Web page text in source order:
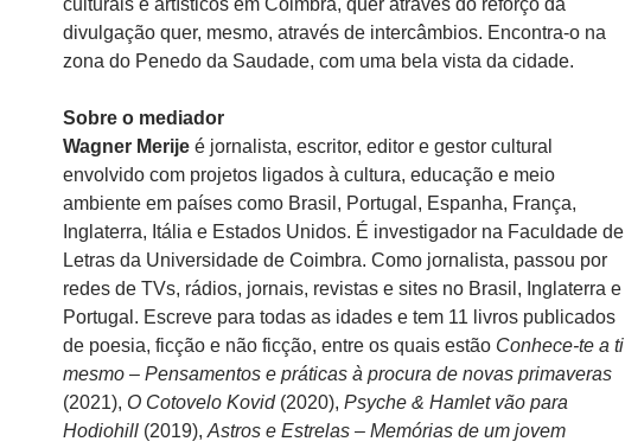
culturais e artísticos em Coimbra, quer através do reforço da
divulgação quer, mesmo, através de intercâmbios. Encontra-o na
zona do Penedo da Saudade, com uma bela vista da cidade.
Sobre o mediador
Wagner Merije é jornalista, escritor, editor e gestor cultural
envolvido com projetos ligados à cultura, educação e meio
ambiente em países como Brasil, Portugal, Espanha, França,
Inglaterra, Itália e Estados Unidos. É investigador na Faculdade de
Letras da Universidade de Coimbra. Como jornalista, passou por
redes de TVs, rádios, jornais, revistas e sites no Brasil, Inglaterra e
Portugal. Escreve para todas as idades e tem 11 livros publicados
de poesia, ficção e não ficção, entre os quais estão Conhece-te a ti
mesmo – Pensamentos e práticas à procura de novas primaveras
(2021), O Cotovelo Kovid(2020), Psyche & Hamlet vão para
Hodiohill (2019), Astros e Estrelas – Memórias de um jovem